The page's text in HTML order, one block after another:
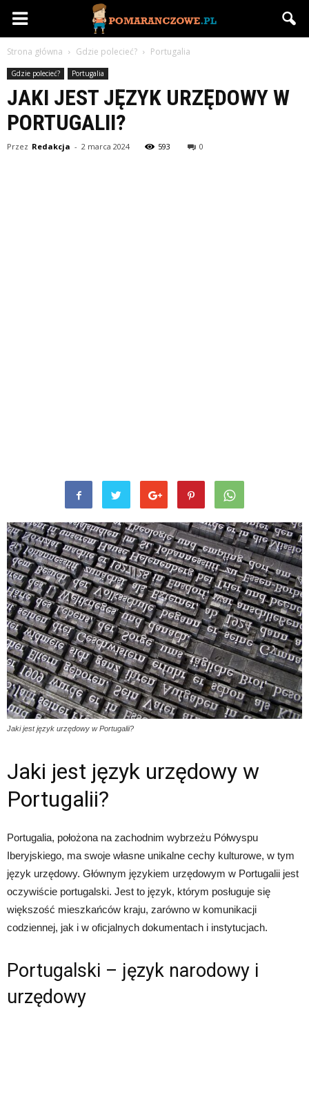
Pomaranczowe.pl
Strona główna Gdzie polecieć? Portugalia
Gdzie polecieć? Portugalia
JAKI JEST JĘZYK URZĘDOWY W
PORTUGALII?
Przez Redakcja - 2 marca 2024 593 0
Jaki jest język urzędowy w Portugalii?
Jaki jest język urzędowy w
Portugalii?
Portugalia, położona na zachodnim wybrzeżu Półwyspu
Iberyjskiego, ma swoje własne unikalne cechy kulturowe, w tym
język urzędowy. Głównym językiem urzędowym w Portugalii jest
oczywiście portugalski. Jest to język, którym posługuje się
większość mieszkańców kraju, zarówno w komunikacji
codziennej, jak i w oficjalnych dokumentach i instytucjach.
Portugalski – język narodowy i
urzędowy